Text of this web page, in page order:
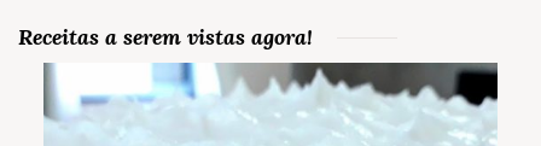
Receitas a serem vistas agora!